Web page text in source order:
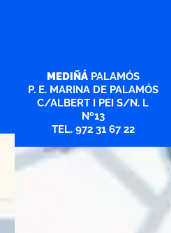
MEDIÑÁPALAMÓS
P. E. MARINA DE PALAMÓS
C/ALBERT I PEI S/N. L
Nº13
TEL. 972 31 67 22